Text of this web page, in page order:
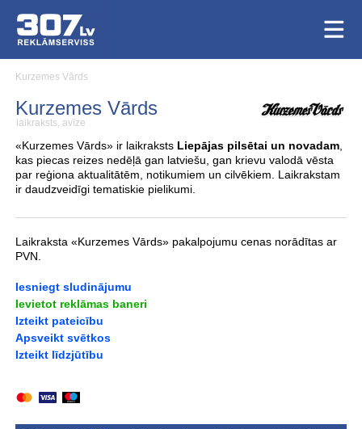
Kurzemes Vārds
Kurzemes Vārds
laikraksts, avīze
«Kurzemes Vārds» ir laikraksts Liepājas pilsētai un novadam,
kas piecas reizes nedēļā gan latviešu, gan krievu valodā vēsta
par reģiona aktualitātēm, notikumiem un cilvēkiem. Laikrakstam
ir daudzveidīgi tematiskie pielikumi.
Laikraksta «Kurzemes Vārds» pakalpojumu cenas norādītas ar
PVN.
Iesniegt sludinājumu
Ievietot reklāmas baneri
Izteikt pateicību
Apsveikt svētkos
Izteikt līdzjūtību